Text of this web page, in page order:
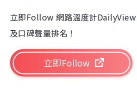
立即Follow 網路溫度計
及口碑聲量排名！
立即Follow